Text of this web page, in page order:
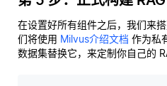
在设置好所有组件之后，我们来
们将使用 Milvus介绍文档 作为私
数据集替换它，来定制你自己的